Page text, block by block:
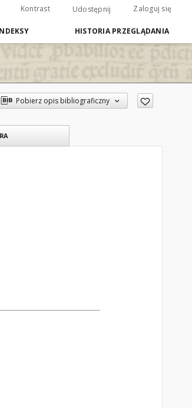
Kontrast Udostępnij Zaloguj się
HISTORIA PRZEGLĄDANIA
Pobierz opis bibliograficzny